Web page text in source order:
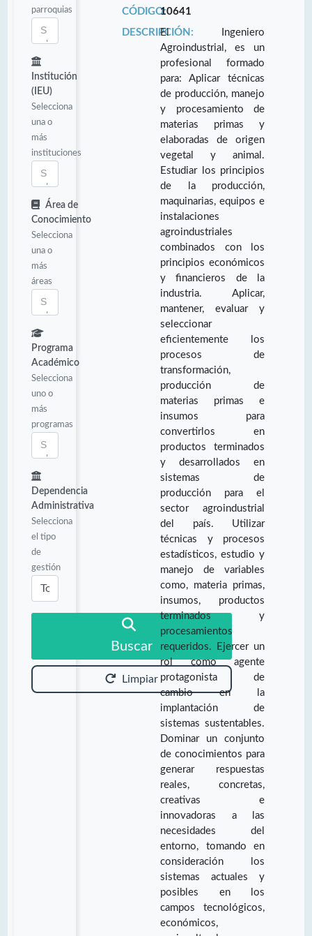
parroquias
Institución
(IEU)
Selecciona
una o
más
instituciones
Área de
Conocimiento
Selecciona
una o
más
áreas
Programa
Académico
Selecciona
uno o
más
programas
Dependencia
Administrativa
Selecciona
el tipo
de
gestión
Buscar
Limpiar
CÓDIGO:10641
DESCRIPCIÓN:El Ingeniero
Agroindustrial, es un
profesional formado
para: Aplicar técnicas
de producción, manejo
y procesamiento de
materias primas y
elaboradas de origen
vegetal y animal.
Estudiar los principios
de la producción,
maquinarias, equipos e
instalaciones
agroindustriales
combinados con los
principios económicos
y financieros de la
industria. Aplicar,
mantener, evaluar y
seleccionar
eficientemente los
procesos de
transformación,
producción de
materias primas e
insumos para
convertirlos en
productos terminados
y desarrollados en
sistemas de
producción para el
sector agroindustrial
del país. Utilizar
técnicas y procesos
estadísticos, estudio y
manejo de variables
como, materia primas,
insumos, productos
terminados y
procesamientos
requeridos. Ejercer un
rol como agente
protagonista de
cambio en la
implantación de
sistemas sustentables.
Dominar un conjunto
de conocimientos para
generar respuestas
reales, concretas,
creativas e
innovadoras a las
necesidades del
entorno, tomando en
consideración los
sistemas actuales y
posibles en los
campos tecnológicos,
económicos,